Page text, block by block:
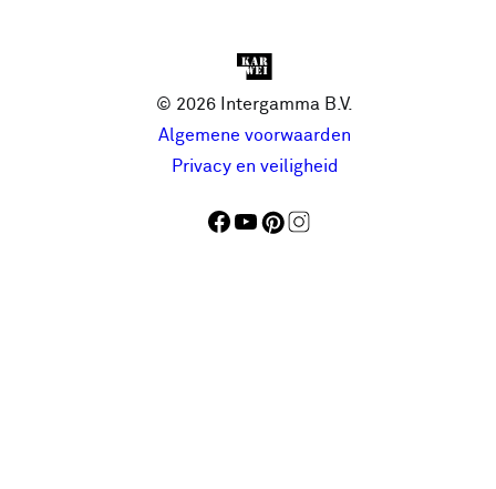
© 2026 Intergamma B.V.
Algemene voorwaarden
Privacy en veiligheid